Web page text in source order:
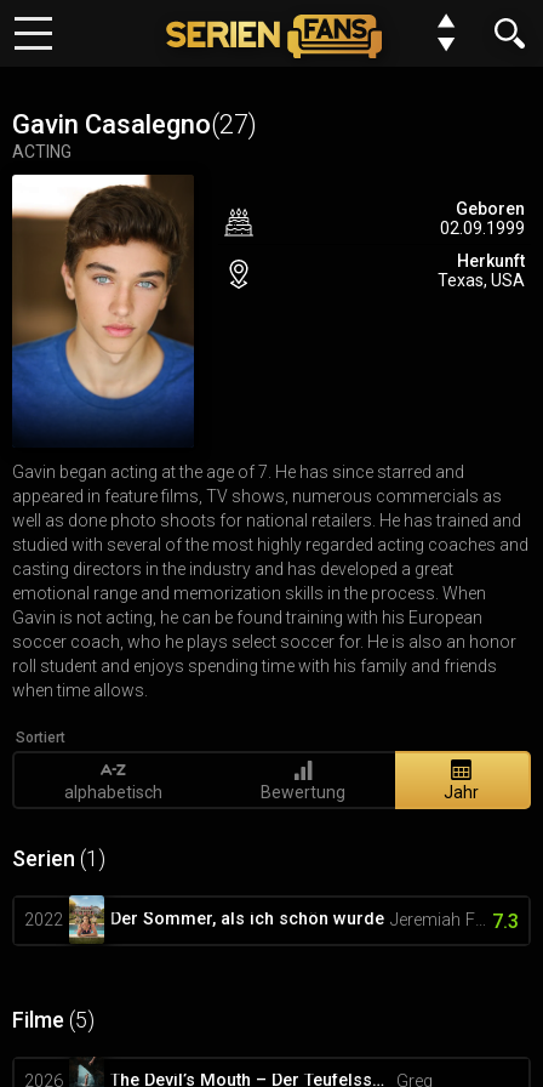
Genre
Einstellungen
Keine Folge mehr verpassen?
Kein Problem wir benachrichtigen dich gern. Alles was du dafür
tun musst, ist deinem Browser einmalig die Erlaubnis erteilen,
dass wir dir Benachrichtungen schicken dürfen.
Du kannst deine Einstellungen jederzeit wiederurfen, Serien
entfernen oder neue hinzufügen.
Alles klar
Gavin Casalegno(27)
ACTING
Geboren
02.09.1999
Herkunft
Texas, USA
Gavin began acting at the age of 7. He has since starred and
appeared in feature films, TV shows, numerous commercials as
well as done photo shoots for national retailers. He has trained and
studied with several of the most highly regarded acting coaches and
casting directors in the industry and has developed a great
emotional range and memorization skills in the process. When
Gavin is not acting, he can be found training with his European
soccer coach, who he plays select soccer for. He is also an honor
roll student and enjoys spending time with his family and friends
when time allows.
Sortiert
alphabetisch Bewertung Jahr
Serien (1)
2022 Der Sommer, als ich schön wurde Jeremiah Fisher 7.3
Filme (5)
2026 The Devil’s Mouth – Der Teufelsschlund Greg